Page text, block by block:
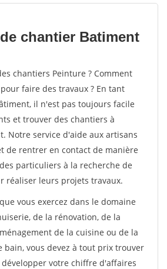
votes
chantier Batiment
chantiers Peinture ? Comment
faire des travaux ? En tant
il n'est pas toujours facile
et trouver des chantiers à
Notre service d'aide aux artisans
de rentrer en contact de manière
particuliers à la recherche de
réaliser leurs projets travaux.
vous exercez dans le domaine
de la rénovation, de la
de la cuisine ou de la
bain, vous devez à tout prix trouver
votre chiffre d'affaires